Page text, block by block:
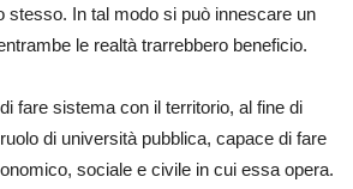
stesso. In tal modo si può innescare un
le realtà trarrebbero beneficio.
fare sistema con il territorio, al fine di
di università pubblica, capace di fare
sociale e civile in cui essa opera.